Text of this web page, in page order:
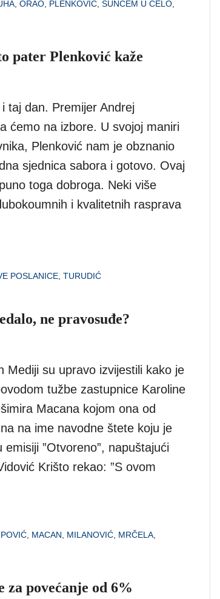
ORAO PLENKOVIĆ SUNCEM U ČELO
pater Plenković kaže
taj dan. Premijer Andrej
ćemo na izbore. U svojoj maniri
Plenković nam je obznanio
sjednica sabora i gotovo. Ovaj
toga dobroga. Neki više
i kvalitetnih rasprava
POSLANICE, TURUDIĆ
ne pravosuđe?
Mediji su upravo izvijestili kako je
tužbe zastupnice Karoline
Macana kojom ona od
na ime navodne štete koju je
”Otvoreno”, napuštajući
Krišto rekao: ”S ovom
MACAN MILANOVIĆ MRČELA
povećanje od 6%